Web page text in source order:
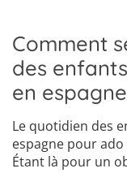
Comment
des
en
Le quotidien des
espagne pour
Étant là pour un